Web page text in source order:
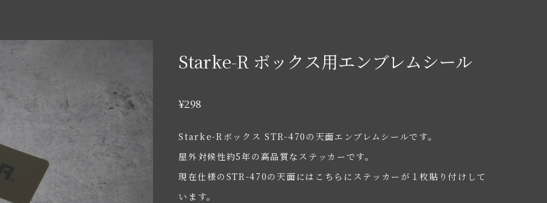
Starke-R ボックス用エンブレムシール
¥298
Starke-Rボックス STR-470の天面エンブレムシールです。
屋外対候性約5年の高品質なステッカーです。
現在仕様のSTR-470の天面にはこちらにステッカーが１枚貼り付けして
います。